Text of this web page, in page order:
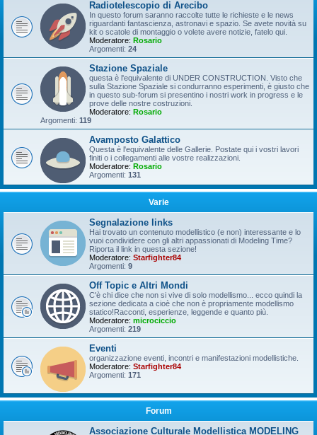
Radiotelescopio di Arecibo
In questo forum saranno raccolte tutte le richieste e le news
riguardanti fantascienza, astronavi e spazio. Se avete novità su
kit o scatole di montaggio o volete avere notizie, fatelo qui.
Moderatore: Rosario
Argomenti: 24
Stazione Spaziale
questa è l'equivalente di UNDER CONSTRUCTION. Visto che
sulla Stazione Spaziale si condurranno esperimenti, è giusto che
in questo sub-forum si presentino i nostri work in progress e le
prove delle nostre costruzioni.
Moderatore: Rosario
Argomenti: 119
Avamposto Galattico
Questa è l'equivalente delle Gallerie. Postate qui i vostri lavori
finiti o i collegamenti alle vostre realizzazioni.
Moderatore: Rosario
Argomenti: 131
Varie
Segnalazione links
Hai trovato un contenuto modellistico (e non) interessante e lo
vuoi condividere con gli altri appassionati di Modeling Time?
Riporta il link in questa sezione!
Moderatore: Starfighter84
Argomenti: 9
Off Topic e Altri Mondi
C'è chi dice che non si vive di solo modellismo... ecco quindi la
sezione dedicata a cioè che non è propriamente modellismo
statico!Racconti, esperienze, leggende e quanto più.
Moderatore: microciccio
Argomenti: 219
Eventi
organizzazione eventi, incontri e manifestazioni modellistiche.
Moderatore: Starfighter84
Argomenti: 171
Forum
Associazione Culturale Modellistica MODELING